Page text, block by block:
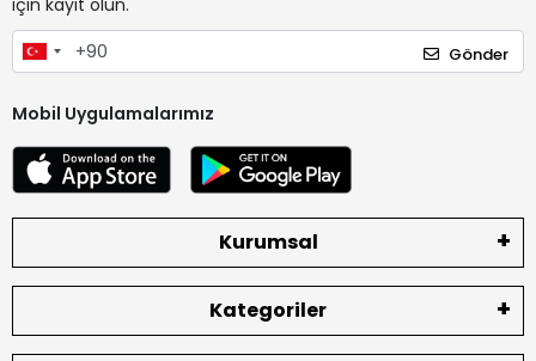
için kayıt olun.
Gönder
Mobil Uygulamalarımız
Kurumsal
Kategoriler